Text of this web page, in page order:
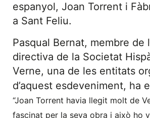
espanyol, Joan Torrent i
a Sant Feliu.
Pasqual Bernat, membre de
directiva de la Societat
Verne, una de les entitats
d’aquest esdeveniment, ha
“Joan Torrent havia llegit molt de
fascinat per la seva obra i això ho